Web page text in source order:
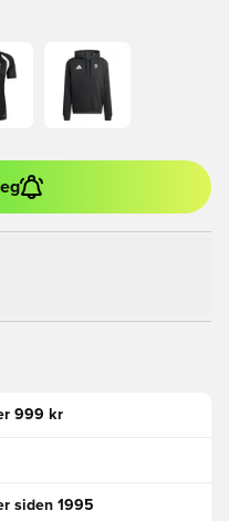
999 kr
siden 1995